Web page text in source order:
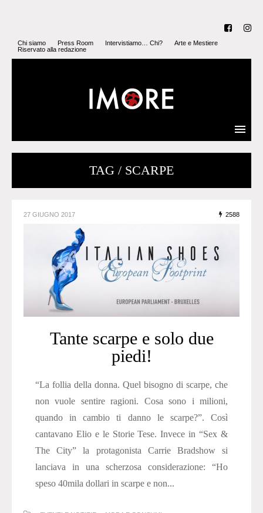
Chi siamo Press Room Intervistiamo… Chi?
Arte e Mestiere
Riservato alla redazione
TAG / SCARPE
27 GIUGNO 2017 2588
Tante scarpe e solo due
piedi!
“La follia della donna. Quel bisogno di scarpe, che
non vuole sentire ragioni. Cosa sono i milioni,
quando in cambio ti danno le scarpe?”. Così
cantavano Elio e le Storie Tese. Invece in “Sex &
The City” la protagonista Carrie Bradshow si
lanciava in una scherzosa considerazione: “Ho
speso 40mila dollari in scarpe e non...